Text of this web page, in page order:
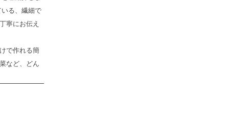
る、繊細で
寧にお伝え
で作れる簡
など、どん